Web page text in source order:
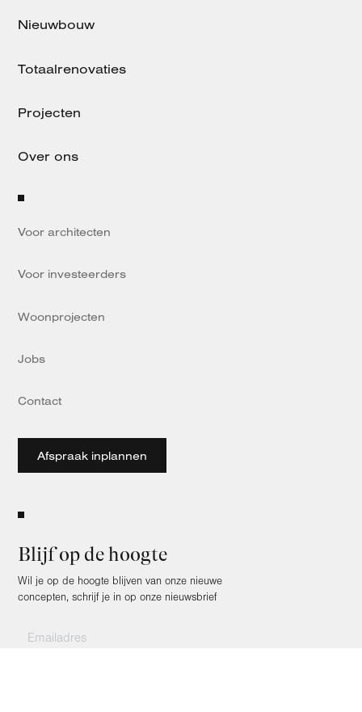
Nieuwbouw
Totaalrenovaties
Projecten
Over ons
Voor architecten
Voor investeerders
Woonprojecten
Jobs
Contact
Afspraak inplannen
Blijf op de hoogte
Wil je op de hoogte blijven van onze nieuwe
concepten, schrijf je in op onze nieuwsbrief